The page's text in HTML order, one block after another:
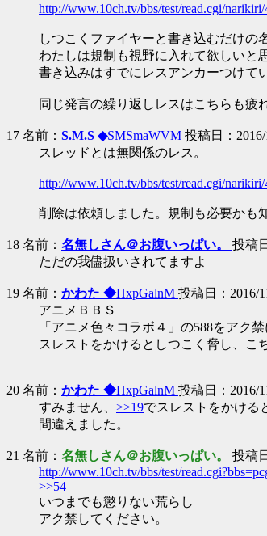
http://www.10ch.tv/bbs/test/read.cgi/
しつこくファイヤーと書き込むだけの
わたしは規制も視野に入れて欲しいと
書き込みはすでにレスアンカーつけて
同じ発言の繰り返しレスはこちらも
17 名前： S.M.S ◆SMSmaWVM 投稿日：2016/
スレッドとは無関係のレス。
http://www.10ch.tv/bbs/test/read.cgi/
削除は依頼しました。規制も必要かも
18 名前： 名無しさん＠お腹いっぱい。 投稿
ただの我儘扱いされてますよ
19 名前： かわた ◆HxpGalnM 投稿日：2016/
アニメＢＢＳ
「アニメ色々コラボ４」の588をアク
スレストをかけるとしつこく脅し、こ
20 名前： かわた ◆HxpGalnM 投稿日：2016/
すみません、 >>19でスレストをかける
間違えました。
21 名前： 名無しさん＠お腹いっぱい。 投稿
http://www.10ch.tv/bbs/test/
>>54
いつまでも懲りない荒らし
アク禁してください。